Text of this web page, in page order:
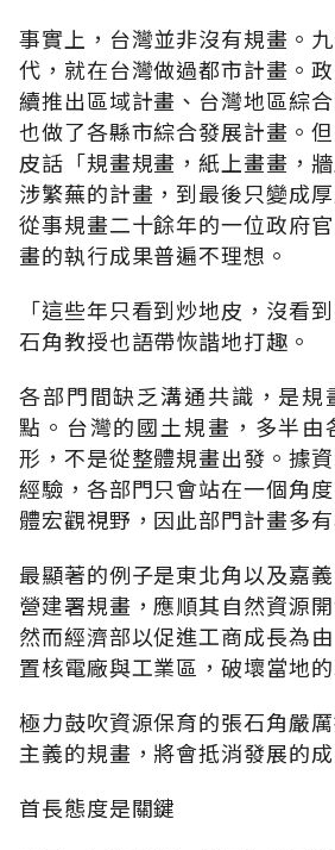
事實上，台灣並非沒有規畫。
代，就在台灣做過都市計畫。
續推出區域計畫、台灣地區綜
也做了各縣市綜合發展計畫。
皮話「規畫規畫，紙上畫畫，
涉繁蕪的計畫，到最後只變成
從事規畫二十餘年的一位政府
畫的執行成果普遍不理想。
「這些年只看到炒地皮，沒看
石角教授也語帶恢諧地打趣。
各部門間缺乏溝通共識，是規
點。台灣的國土規畫，多半由
形，不是從整體規畫出發。據
經驗，各部門只會站在一個角
體宏觀視野，因此部門計畫多
最顯著的例子是東北角以及嘉
營建署規畫，應順其自然資源
然而經濟部以促進工商成長為
置核電廠與工業區，破壞當地
極力鼓吹資源保育的張石角嚴
主義的規畫，將會抵消發展的成
首長態度是關鍵